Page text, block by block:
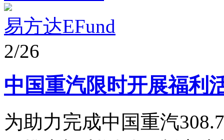
易方达EFund
2/26
中国重汽限时开展福利
为助力完成中国重汽